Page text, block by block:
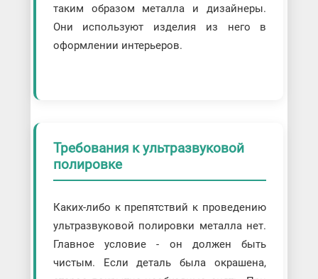
таким образом металла и дизайнеры.
Они используют изделия из него в
оформлении интерьеров.
Требования к ультразвуковой
полировке
Каких-либо к препятствий к проведению
ультразвуковой полировки металла нет.
Главное условие - он должен быть
чистым. Если деталь была окрашена,